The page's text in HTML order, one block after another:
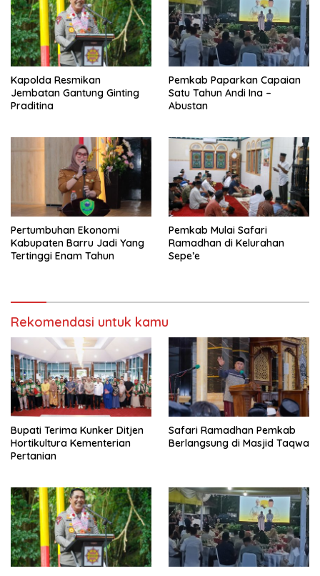
Kapolda Resmikan
Jembatan Gantung Ginting
Praditina
Pemkab Paparkan Capaian
Satu Tahun Andi Ina –
Abustan
Pertumbuhan Ekonomi
Kabupaten Barru Jadi Yang
Tertinggi Enam Tahun
Pemkab Mulai Safari
Ramadhan di Kelurahan
Sepe’e
Rekomendasi untuk kamu
Bupati Terima Kunker Ditjen
Hortikultura Kementerian
Pertanian
Safari Ramadhan Pemkab
Berlangsung di Masjid Taqwa